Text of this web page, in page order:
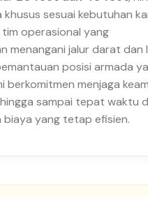
khusus sesuai kebutuhan
operasional yang
menangani jalur darat dan
posisi armada
berkomitmen menjaga
sampai tepat waktu
biaya yang tetap efisien.